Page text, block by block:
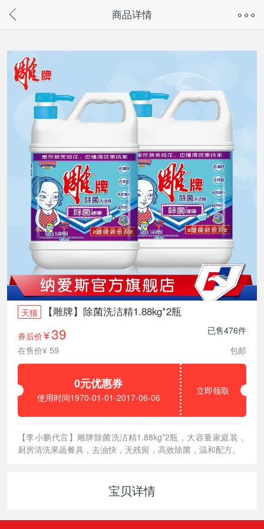
请通过微信或支付宝搜“奇兔客小程序”访问
商品详情
天猫 【雕牌】除菌洗洁精1.88kg*2瓶
券后价¥39
已售476件
在售价¥ 59
包邮
0元优惠券
使用时间1970-01-01-2017-06-06
立即领取
【李小鹏代言】雕牌除菌洗洁精1.88kg*2瓶，大容量家庭装，
厨房清洗果蔬餐具，去油快，无残留，高效除菌，温和配方。
宝贝详情